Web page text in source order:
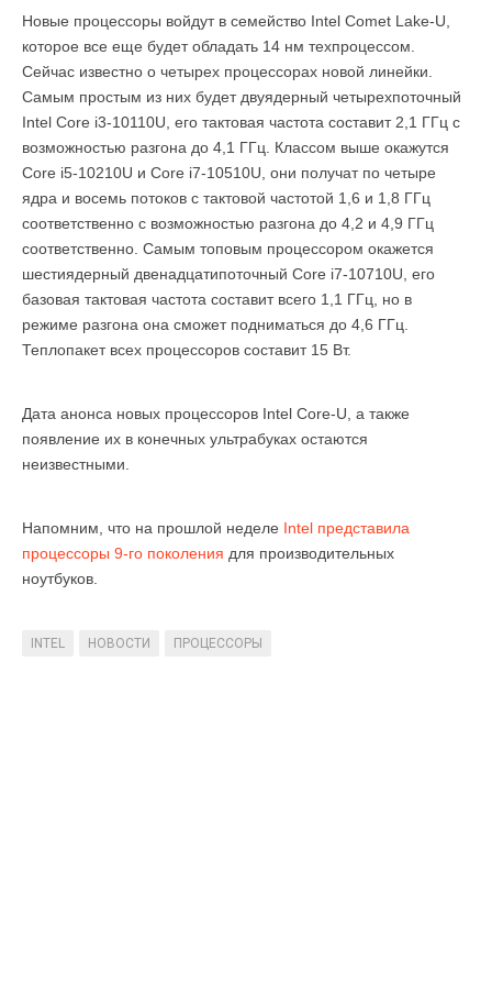
Новые процессоры войдут в семейство Intel Comet Lake-U,
которое все еще будет обладать 14 нм техпроцессом.
Сейчас известно о четырех процессорах новой линейки.
Самым простым из них будет двуядерный четырехпоточный
Intel Core i3-10110U, его тактовая частота составит 2,1 ГГц с
возможностью разгона до 4,1 ГГц. Классом выше окажутся
Core i5-10210U и Core i7-10510U, они получат по четыре
ядра и восемь потоков с тактовой частотой 1,6 и 1,8 ГГц
соответственно с возможностью разгона до 4,2 и 4,9 ГГц
соответственно. Самым топовым процессором окажется
шестиядерный двенадцатипоточный Core i7-10710U, его
базовая тактовая частота составит всего 1,1 ГГц, но в
режиме разгона она сможет подниматься до 4,6 ГГц.
Теплопакет всех процессоров составит 15 Вт.
Дата анонса новых процессоров Intel Core-U, а также
появление их в конечных ультрабуках остаются
неизвестными.
Напомним, что на прошлой неделе Intel представила
процессоры 9-го поколения для производительных
ноутбуков.
INTEL НОВОСТИ ПРОЦЕССОРЫ